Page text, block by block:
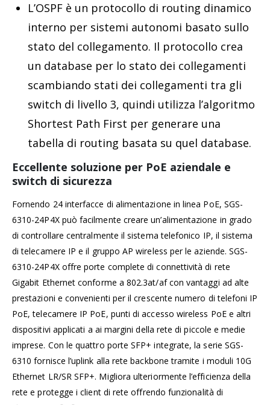
L’OSPF è un protocollo di routing dinamico
interno per sistemi autonomi basato sullo
stato del collegamento. Il protocollo crea
un database per lo stato dei collegamenti
scambiando stati dei collegamenti tra gli
switch di livello 3, quindi utilizza l’algoritmo
Shortest Path First per generare una
tabella di routing basata su quel database.
Eccellente soluzione per PoE aziendale e
switch di sicurezza
Fornendo 24 interfacce di alimentazione in linea PoE, SGS-
6310-24P4X può facilmente creare un’alimentazione in grado
di controllare centralmente il sistema telefonico IP, il sistema
di telecamere IP e il gruppo AP wireless per le aziende. SGS-
6310-24P4X offre porte complete di connettività di rete
Gigabit Ethernet conforme a 802.3at/af con vantaggi ad alte
prestazioni e convenienti per il crescente numero di telefoni IP
PoE, telecamere IP PoE, punti di accesso wireless PoE e altri
dispositivi applicati a ai margini della rete di piccole e medie
imprese. Con le quattro porte SFP+ integrate, la serie SGS-
6310 fornisce l’uplink alla rete backbone tramite i moduli 10G
Ethernet LR/SR SFP+. Migliora ulteriormente l’efficienza della
rete e protegge i client di rete offrendo funzionalità di